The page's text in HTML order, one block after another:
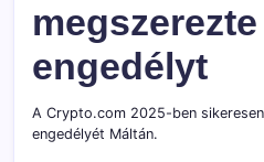
engedélyt
A Crypto.com 2025-ben
engedélyét Máltán.